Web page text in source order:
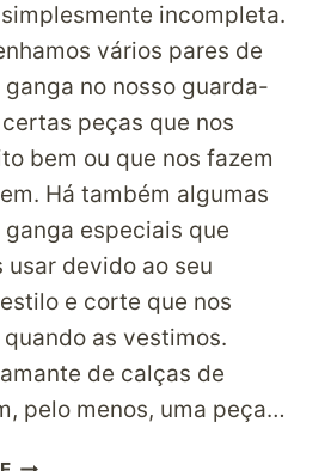
incompleta.
vários pares de
no nosso guarda-
peças que nos
bem ou que nos fazem
Há também algumas
especiais que
usar devido ao seu
e corte que nos
as vestimos.
de calças de
pelo menos, uma peça…
COMPRA